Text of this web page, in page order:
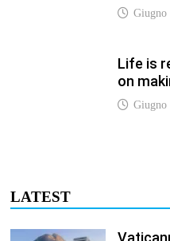
Giugno
Life is
on
Giugno
LATEST